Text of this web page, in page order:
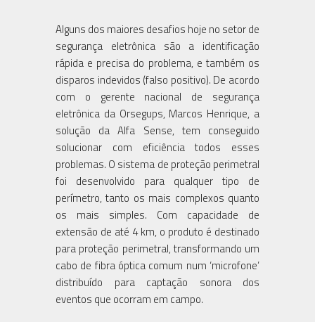
Alguns dos maiores desafios hoje no setor de
segurança eletrônica são a identificação
rápida e precisa do problema, e também os
disparos indevidos (falso positivo). De acordo
com o gerente nacional de segurança
eletrônica da Orsegups, Marcos Henrique, a
solução da Alfa Sense, tem conseguido
solucionar com eficiência todos esses
problemas. O sistema de proteção perimetral
foi desenvolvido para qualquer tipo de
perímetro, tanto os mais complexos quanto
os mais simples. Com capacidade de
extensão de até 4 km, o produto é destinado
para proteção perimetral, transformando um
cabo de fibra óptica comum num ‘microfone’
distribuído para captação sonora dos
eventos que ocorram em campo.